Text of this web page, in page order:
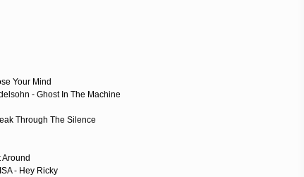
Your Mind
- Ghost In The Machine
Through The Silence
Around
- Hey Ricky